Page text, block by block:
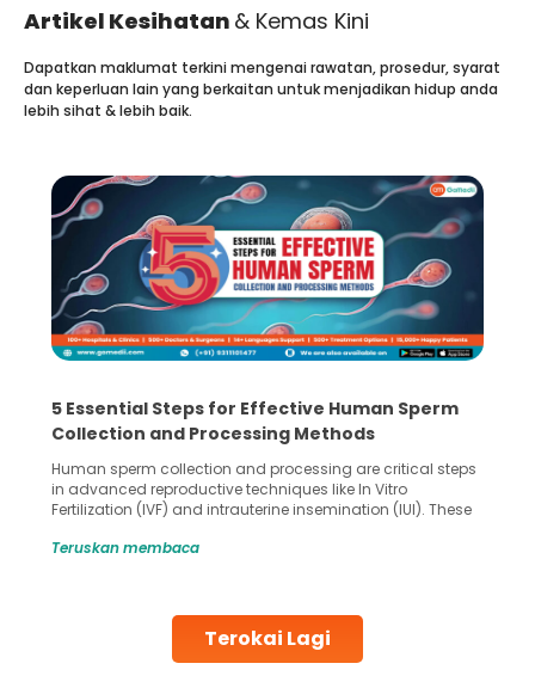
Artikel Kesihatan & Kemas Kini
Terokai Lagi
Dapatkan maklumat terkini mengenai rawatan, prosedur, syarat
dan keperluan lain yang berkaitan untuk menjadikan hidup anda
lebih sihat & lebih baik.
5 Essential Steps for Effective Human Sperm
Collection and Processing Methods
Human sperm collection and processing are critical steps
in advanced reproductive techniques like In Vitro
Fertilization (IVF) and intrauterine insemination (IUI). These
challenges and help couples achieve their dream of
collected, they process the
Teruskan membaca